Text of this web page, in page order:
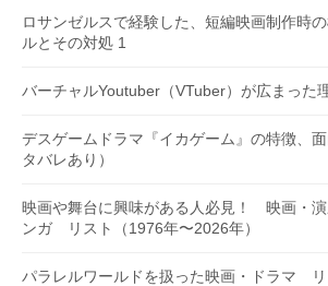
ロサンゼルスで経験した、短編映画制作時
ルとその対処 1
バーチャルYoutuber（VTuber）が広まった
デスゲームドラマ『イカゲーム』の特徴、
タバレあり）
映画や舞台に興味がある人必見！ 映画・
ンガ リスト（1976年〜2026年）
パラレルワールドを扱った映画・ドラマ